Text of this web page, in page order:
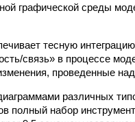
графической среды
тесную
связь» в процессе
проведенные
различных
полный набор